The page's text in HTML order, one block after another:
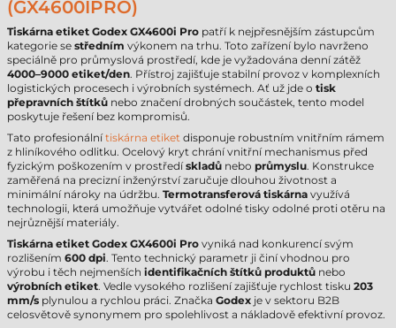
(GX4600IPRO)
Tiskárna etiket Godex GX4600i Pro patří k nejpřesnějším zástupcům
kategorie se středním výkonem na trhu. Toto zařízení bylo navrženo
speciálně pro průmyslová prostředí, kde je vyžadována denní zátěž
4000–9000 etiket/den. Přístroj zajišťuje stabilní provoz v komplexních
logistických procesech i výrobních systémech. Ať už jde o tisk
přepravních štítků nebo značení drobných součástek, tento model
poskytuje řešení bez kompromisů.
Tato profesionálnítiskárna etiket disponuje robustním vnitřním rámem
z hliníkového odlitku. Ocelový kryt chrání vnitřní mechanismus před
fyzickým poškozením v prostředískladů nebo průmyslu. Konstrukce
zaměřená na precizní inženýrství zaručuje dlouhou životnost a
minimální nároky na údržbu. Termotransferová tiskárna využívá
technologii, která umožňuje vytvářet odolné tisky odolné proti otěru na
nejrůznější materiály.
Tiskárna etiket Godex GX4600i Pro vyniká nad konkurencí svým
rozlišením 600 dpi. Tento technický parametr ji činí vhodnou pro
výrobu i těch nejmenších identifikačních štítků produktů nebo
výrobních etiket. Vedle vysokého rozlišení zajišťuje rychlost tisku 203
mm/s plynulou a rychlou práci. Značka Godex je v sektoru B2B
celosvětově synonymem pro spolehlivost a nákladově efektivní provoz.